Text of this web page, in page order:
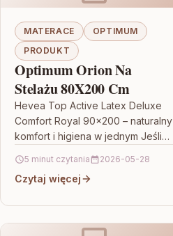
MATERACE
OPTIMUM
PRODUKT
Optimum Orion Na
Stelażu 80X200 Cm
Hevea Top Active Latex Deluxe
Comfort Royal 90×200 – naturalny
komfort i higiena w jednym Jeśli
wygodę z troską o…
5 minut czytania 2026-05-28
Czytaj więcej